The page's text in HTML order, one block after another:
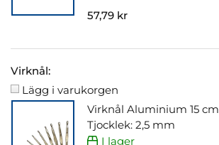
57,79 kr
Virknål:
Lägg i varukorgen
Virknål Aluminium 15 cm
Tjocklek: 2,5 mm
I lager